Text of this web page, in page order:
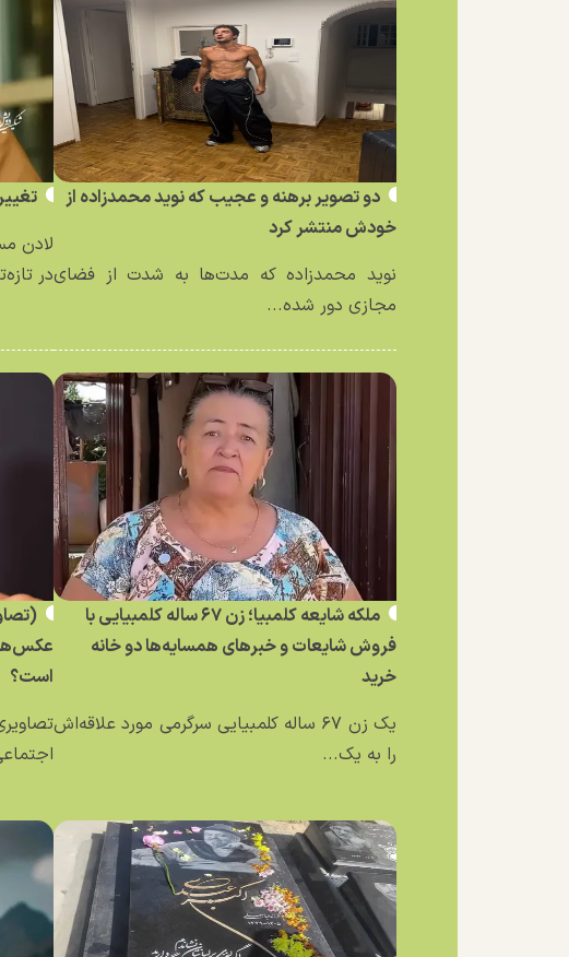
دو تصویر برهنه و عجیب که نوید محمدزاده از
خودش منتشر کرد
نوید محمدزاده که مدت‌ها به شدت از فضای
مجازی دور شده...
لادن
در
ملکه شایعه کلمبیا؛ زن ۶۷ ساله کلمبیایی با
فروش شایعات و خبر‌های همسایه‌ها دو خانه
خرید
یک زن ۶۷ ساله کلمبیایی سرگرمی مورد علاقه‌اش
را به یک...
است؟